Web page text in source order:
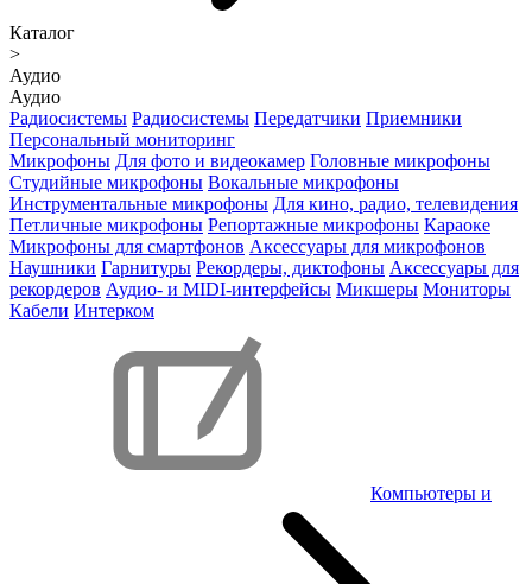
Каталог
>
Аудио
Аудио
Радиосистемы Радиосистемы Передатчики Приемники
Персональный мониторинг
Микрофоны Для фото и видеокамер Головные микрофоны
Студийные микрофоны Вокальные микрофоны
Инструментальные микрофоны Для кино, радио, телевидения
Петличные микрофоны Репортажные микрофоны Караоке
Микрофоны для смартфонов Аксессуары для микрофонов
Наушники Гарнитуры Рекордеры, диктофоны Аксессуары для
рекордеров Аудио- и MIDI-интерфейсы Микшеры Мониторы
Кабели Интерком
Компьютеры и